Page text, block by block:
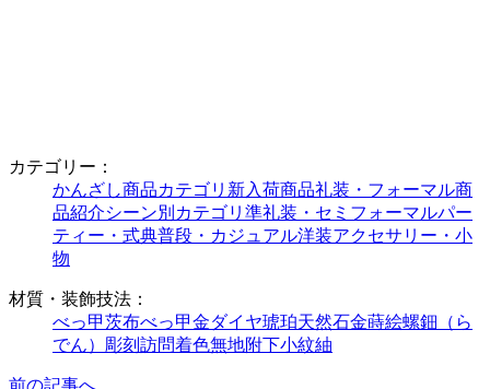
カテゴリー：
かんざし商品カテゴリ 新入荷商品礼装・フォーマル商
品紹介シーン別カテゴリ 準礼装・セミフォーマルパー
ティー・式典普段・カジュアル洋装アクセサリー・小
物
材質・装飾技法：
べっ甲茨布べっ甲金ダイヤ琥珀天然石金蒔絵螺鈿（ら
でん） 彫刻 訪問着色無地附下小紋紬